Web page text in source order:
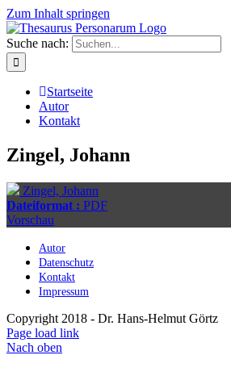
Zum Inhalt springen
Suche nach:
Startseite
Autor
Kontakt
Zingel, Johann
Zingel, Johann
Dateiformat : PDF
Vorschau
Autor
Datenschutz
Kontakt
Impressum
Copyright 2018 - Dr. Hans-Helmut Görtz
Page load link
Nach oben